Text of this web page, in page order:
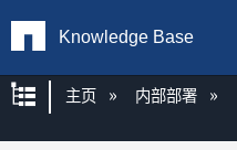
Knowledge Base
扩展/隐缩全局层
主页 内部部署